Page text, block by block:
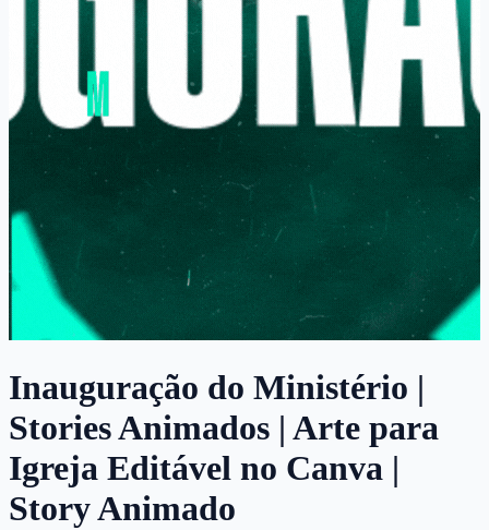
Inauguração do Ministério |
Stories Animados | Arte para
Igreja Editável no Canva |
Story Animado